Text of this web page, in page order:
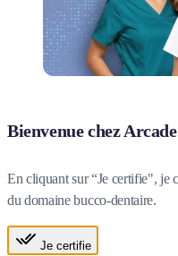
Bienvenue chez
En cliquant sur “Je certifie", je
du domaine bucco-dentaire.
Je certifie